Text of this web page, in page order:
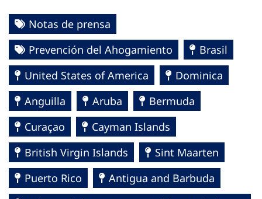
Notas de prensa
Prevención del Ahogamiento
Brasil
United States of America
Dominica
Anguilla
Aruba
Bermuda
Curaçao
Cayman Islands
British Virgin Islands
Sint Maarten
Puerto Rico
Antigua and Barbuda